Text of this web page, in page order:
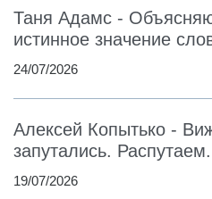
Таня Адамс -
истинное значение
24/07/2026
Алексей Копытько -
запутались. Распутаем.
19/07/2026